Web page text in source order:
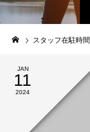
スタッフ在駐時
JAN
11
2024